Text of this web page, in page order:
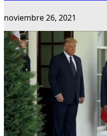
noviembre 26, 2021